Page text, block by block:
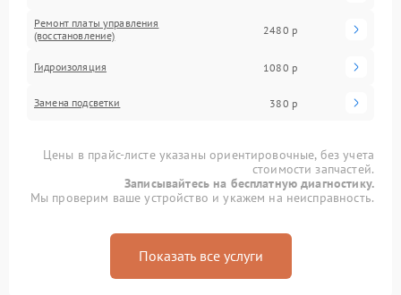
Ремонт платы управления
(восстановление)
2480 р
Гидроизоляция 1080 р
Замена подсветки 380 р
Цены в прайс-листе указаны ориентировочные, без учета
стоимости запчастей.
Записывайтесь на бесплатную диагностику.
Мы проверим ваше устройство и укажем на неисправность.
Показать все услуги